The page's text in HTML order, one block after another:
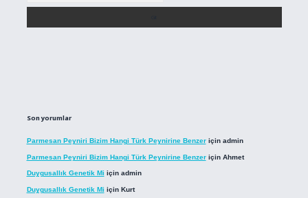
Son yorumlar
Parmesan Peyniri Bizim Hangi Türk Peynirine Benzeriçin admin
Parmesan Peyniri Bizim Hangi Türk Peynirine Benzeriçin Ahmet
Duygusallık Genetik Mi için admin
Duygusallık Genetik Mi için Kurt